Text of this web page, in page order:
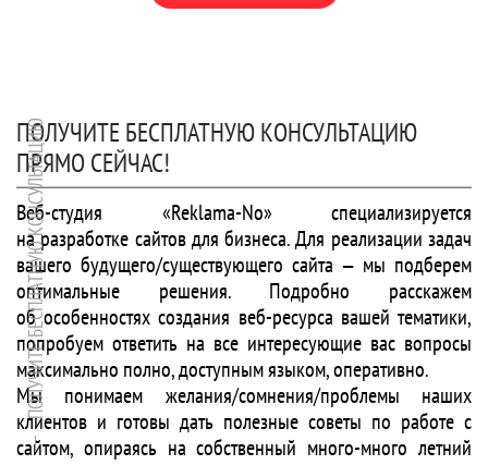
ПОЛУЧИТЕ БЕСПЛАТНУЮ КОНСУЛЬТАЦИЮ
ПРЯМО СЕЙЧАС!
Веб-студия «Reklama-No» специализируется
на разработке сайтов для бизнеса. Для реализации задач
вашего будущего/существующего сайта — мы подберем
оптимальные решения. Подробно расскажем
об особенностях создания веб-ресурса вашей тематики,
попробуем ответить на все интересующие вас вопросы
максимально полно, доступным языком, оперативно.
Мы понимаем желания/сомнения/проблемы наших
клиентов и готовы дать полезные советы по работе с
сайтом, опираясь на собственный много-много летний
ПОЛУЧИТЕ БЕСПЛАТНУЮ КОНСУЛЬТАЦИЮ